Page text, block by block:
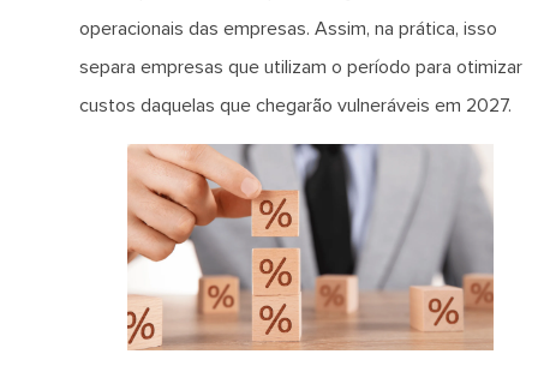
operacionais das empresas. Assim, na prática, isso
separa empresas que utilizam o período para otimizar
custos daquelas que chegarão vulneráveis em 2027.